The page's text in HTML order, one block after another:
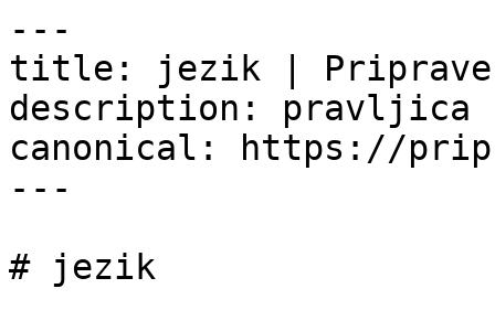
---
title: jezik |
description: pravljica
canonical: https://
---
# jezik